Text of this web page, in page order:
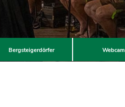
Bergsteigerdörfer Webcam